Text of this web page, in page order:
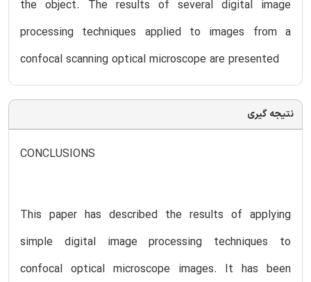
the object. The results of several digital image
processing techniques applied to images from a
confocal scanning optical microscope are presented
نتیجه گیری
CONCLUSIONS
This paper has described the results of applying
simple digital image processing techniques to
confocal optical microscope images. It has been